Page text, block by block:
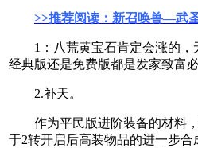
>>推荐阅读：新召唤兽—武
1：八荒黄宝石肯定会涨的，
经典版还是免费版都是发家致富必
2.补天。
作为平民版进阶装备的材料，
于2转开启后高装物品的进一步合